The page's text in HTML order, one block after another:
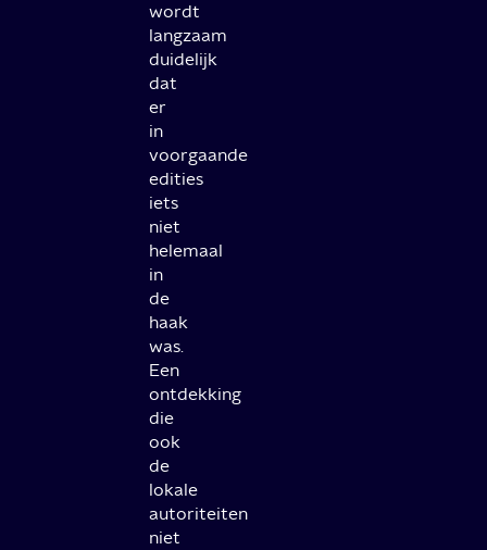
wordt
langzaam
duidelijk
dat
er
in
voorgaande
edities
iets
niet
helemaal
in
de
haak
was.
Een
ontdekking
die
ook
de
lokale
autoriteiten
niet